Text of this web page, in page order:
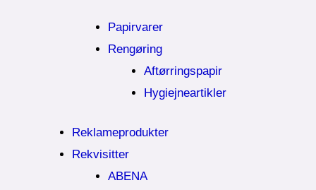
Papirvarer
Rengøring
Aftørringspapir
Hygiejneartikler
Reklameprodukter
Rekvisitter
ABENA